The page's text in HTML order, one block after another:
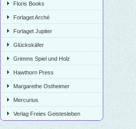
Floris Books
Forlaget Arché
Forlaget Jupiter
Glückskäfer
Grimms Spiel und Holz
Hawthorn Press
Margarethe Ostheimer
Mercurius
Verlag Freies Geistesleben